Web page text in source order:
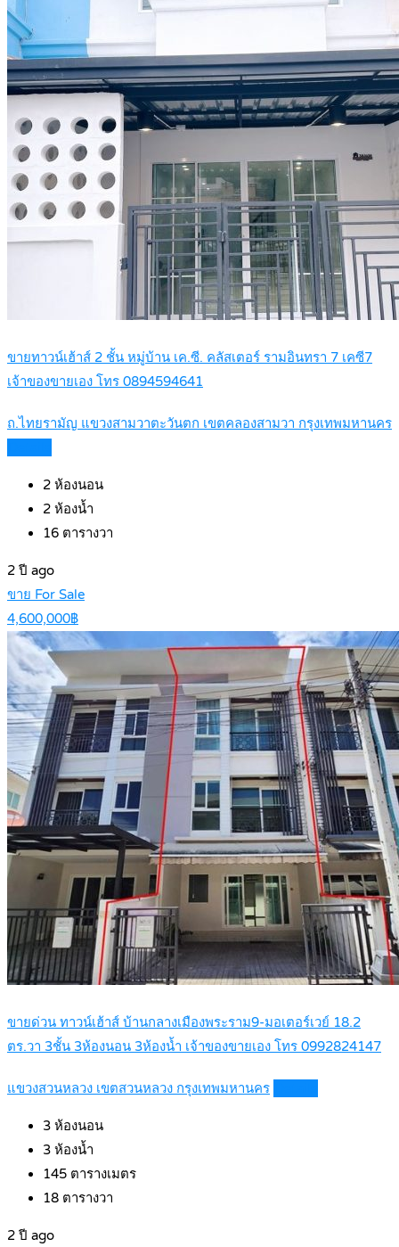
ขายทาวน์เฮ้าส์ 2 ชั้น หมู่บ้าน เค.ซี. คลัสเตอร์ รามอินทรา 7 เคซี7
เจ้าของขายเอง โทร 0894594641
ถ.ไทยรามัญ แขวงสามวาตะวันตก เขตคลองสามวา กรุงเทพมหานคร
2 ห้องนอน
2 ห้องน้ำ
16 ตารางวา
2 ปี ago
ขาย For Sale
4,600,000฿
ขายด่วน ทาวน์เฮ้าส์ บ้านกลางเมืองพระราม9-มอเตอร์เวย์ 18.2
ตร.วา 3ชั้น 3ห้องนอน 3ห้องน้ำ เจ้าของขายเอง โทร 0992824147
แขวงสวนหลวง เขตสวนหลวง กรุงเทพมหานคร
3 ห้องนอน
3 ห้องน้ำ
145 ตารางเมตร
18 ตารางวา
2 ปี ago